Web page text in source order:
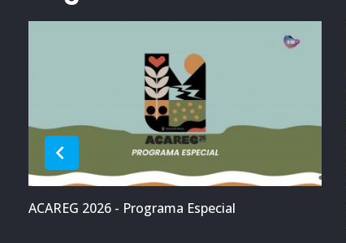
ACAREG 2026 - Programa Especial